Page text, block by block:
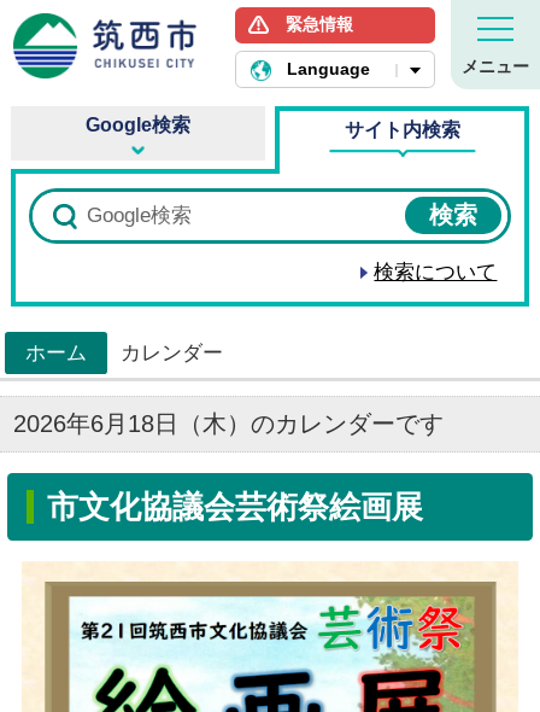
筑西市ホームページ
緊急情報
Language メニュー
Google検索 サイト内検索
検索について
ホーム
>
カレンダー
2026年6月18日（木）のカレンダーです
市文化協議会芸術祭絵画展